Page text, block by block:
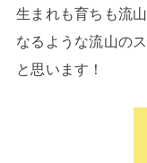
生まれも育ちも流
なるような流山の
と思います！